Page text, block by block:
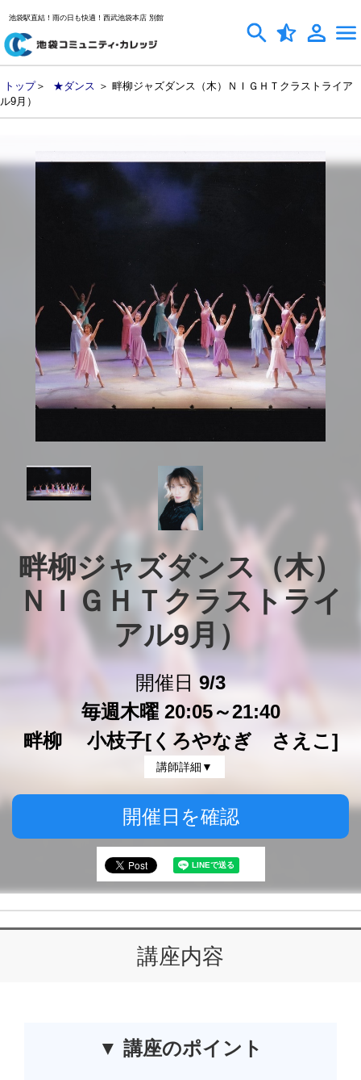
池袋駅直結！雨の日も快適！西武池袋本店 別館
トップ＞ ★ダンス ＞ 畔柳ジャズダンス（木）ＮＩＧＨＴクラストライア
ル9月）
畔柳ジャズダンス（木）
ＮＩＧＨＴクラストライ
アル9月）
開催日 9/3
毎週木曜 20:05～21:40
畔柳 小枝子[くろやなぎ さえこ]
講師詳細▼
開催日を確認
講座内容
▼ 講座のポイント